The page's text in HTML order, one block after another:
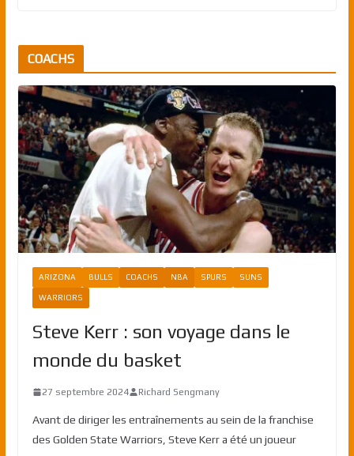
COACHS
ARIZONA BULLS COACHS NBA SPURS SUNS
WARRIORS
Steve Kerr : son voyage dans le
monde du basket
27 septembre 2024 Richard Sengmany
Avant de diriger les entraînements au sein de la franchise
des Golden State Warriors, Steve Kerr a été un joueur